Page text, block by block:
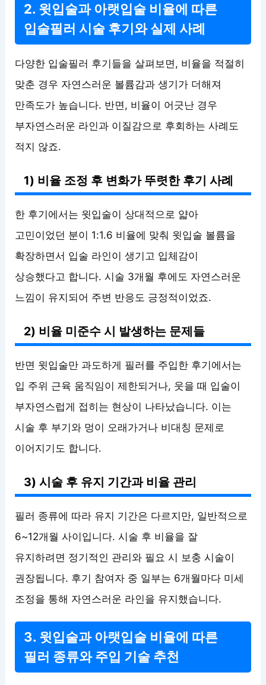
2. 윗입술과 아랫입술 비율에 따른
입술필러 시술 후기와 실제 사례
다양한 입술필러 후기들을 살펴보면, 비율을 적절히
맞춘 경우 자연스러운 볼륨감과 생기가 더해져
만족도가 높습니다. 반면, 비율이 어긋난 경우
부자연스러운 라인과 이질감으로 후회하는 사례도
적지 않죠.
1) 비율 조정 후 변화가 뚜렷한 후기 사례
한 후기에서는 윗입술이 상대적으로 얇아
고민이었던 분이 1:1.6 비율에 맞춰 윗입술 볼륨을
확장하면서 입술 라인이 생기고 입체감이
상승했다고 합니다. 시술 3개월 후에도 자연스러운
느낌이 유지되어 주변 반응도 긍정적이었죠.
2) 비율 미준수 시 발생하는 문제들
반면 윗입술만 과도하게 필러를 주입한 후기에서는
입 주위 근육 움직임이 제한되거나, 웃을 때 입술이
부자연스럽게 접히는 현상이 나타났습니다. 이는
시술 후 부기와 멍이 오래가거나 비대칭 문제로
이어지기도 합니다.
3) 시술 후 유지 기간과 비율 관리
필러 종류에 따라 유지 기간은 다르지만, 일반적으로
6~12개월 사이입니다. 시술 후 비율을 잘
유지하려면 정기적인 관리와 필요 시 보충 시술이
권장됩니다. 후기 참여자 중 일부는 6개월마다 미세
조정을 통해 자연스러운 라인을 유지했습니다.
3. 윗입술과 아랫입술 비율에 따른
필러 종류와 주입 기술 추천